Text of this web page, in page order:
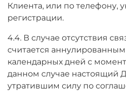
Клиента, или по телефону,
регистрации.
4.4. В случае отсутствия
считается
календарных дней с
данном случае настоящий
утратившим силу по